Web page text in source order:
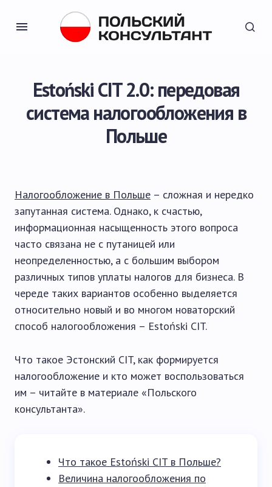
Estoński CIT 2.0: передовая
система налогообложения в
Польше
Налогообложение в Польше – сложная и нередко
запутанная система. Однако, к счастью,
информационная насыщенность этого вопроса
часто связана не с путаницей или
неопределенностью, а с большим выбором
различных типов уплаты налогов для бизнеса. В
череде таких вариантов особенно выделяется
относительно новый и во многом новаторский
способ налогообложения – Estoński CIT.
Что такое Эстонский CIT, как формируется
налогообложение и кто может воспользоваться
им – читайте в материале «Польского
консультанта».
Что такое Estoński CIT в Польше?
Величина налогообложения по